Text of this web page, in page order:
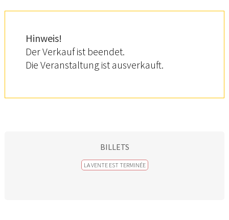
Hinweis!
Der Verkauf ist beendet.
Die Veranstaltung ist ausverkauft.
BILLETS
LA VENTE EST TERMINÉE